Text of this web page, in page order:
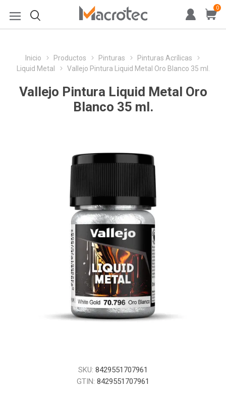
0
Inicio Productos Pinturas
Pinturas Acrílicas
Liquid Metal
Vallejo Pintura Liquid Metal Oro Blanco 35 ml.
Vallejo Pintura Liquid Metal Oro
Blanco 35 ml.
SKU: 8429551707961
GTIN: 8429551707961